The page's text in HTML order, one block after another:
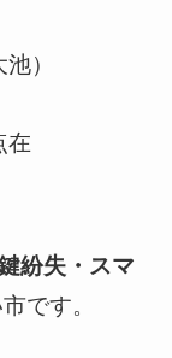
）
在
紛失・スマ
です。